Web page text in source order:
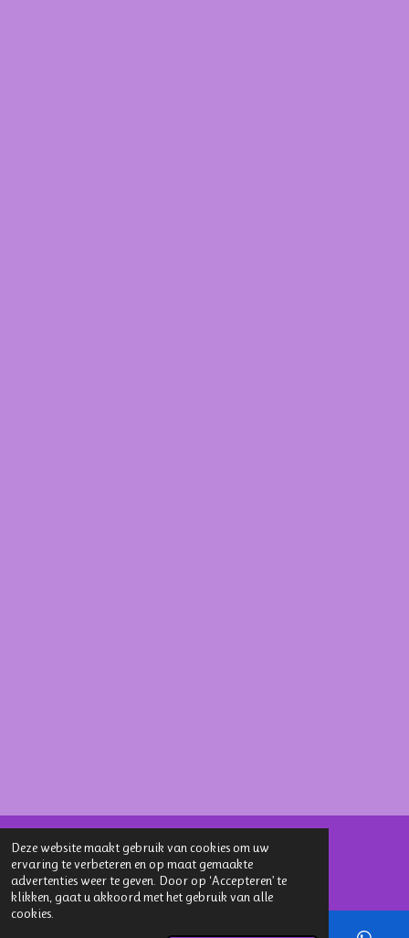
Deze website maakt gebruik van cookies om uw
ervaring te verbeteren en op maat gemaakte
advertenties weer te geven. Door op ‘Accepteren’ te
klikken, gaat u akkoord met het gebruik van alle
cookies.
Delen Deel Share Delen
© 2025 - 2026 Stichting Dogateers United
Powered by